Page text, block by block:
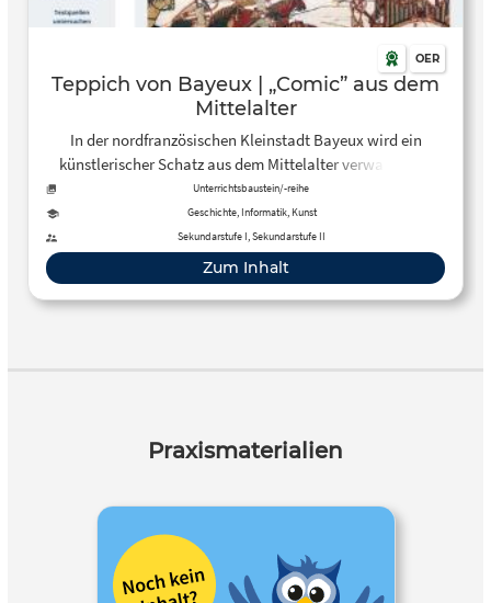
OER
Teppich von Bayeux | „Comic” aus dem
Mittelalter
In der nordfranzösischen Kleinstadt Bayeux wird ein
künstlerischer Schatz aus dem Mittelalter verwahrt und
ausgestellt. Der 50 cm hohe und 68 Meter lange Teppich
von Bayeux (hier kannst du dir den ganzen Teppich bei
Wikipedia anschauen) aus dem 11. Jahrhundert stellt in
zahlreichen Szenen die Geschichte rund um die Schlacht
von Hastings im Jahr 1066 dar. Herrschaft im Mittelalter |
Modul 7 | Quellen untersuchen: Bildquelle | Krieg
Unterrichtsbaustein/-reihe
Geschichte, Informatik, Kunst
Sekundarstufe I, Sekundarstufe II
Zum Inhalt
Praxismaterialien